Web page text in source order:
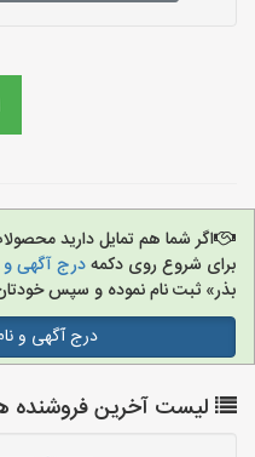
اگر شما هم تمایل دارید
برای شروع روی دکمهدرج آگهی و
بذر» ثبت نام نموده و سپس
درج آگهی و
لیست آخرین فروشنده